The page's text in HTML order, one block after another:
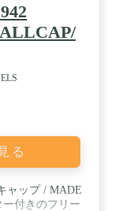
る
ャップ / MADE
付きのフリー